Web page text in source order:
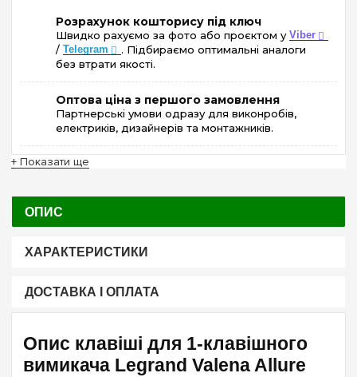
Розрахунок кошторису під ключ
Швидко рахуємо за фото або проєктом у Viber
/ Telegram
. Підбираємо оптимальні аналоги
без втрати якості.
Оптова ціна з першого замовлення
Партнерські умови одразу для виконробів,
електриків, дизайнерів та монтажників.
+ Показати ще
ОПИС
ХАРАКТЕРИСТИКИ
ДОСТАВКА І ОПЛАТА
Опис клавіші для 1-клавішного
вимикача Legrand Valena Allure